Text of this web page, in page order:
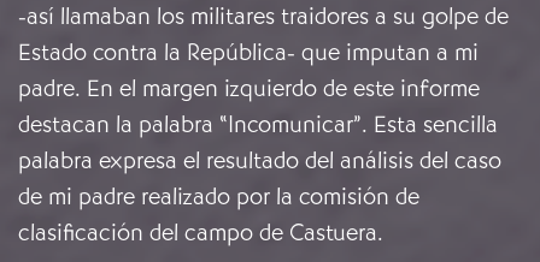
-así llamaban los militares traidores a su golpe de
Estado contra la República- que imputan a mi
padre. En el margen izquierdo de este informe
destacan la palabra “Incomunicar”. Esta sencilla
palabra expresa el resultado del análisis del caso
de mi padre realizado por la comisión de
clasificación del campo de Castuera.